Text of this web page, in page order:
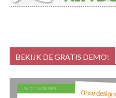
BEKIJK DE GRATIS DEMO!